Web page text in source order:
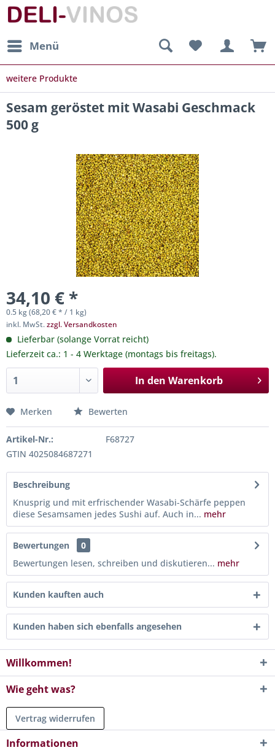
Menü
weitere Produkte
Sesam geröstet mit Wasabi Geschmack
500 g
34,10 € *
0.5 kg (68,20 € * / 1 kg)
inkl. MwSt.zzgl. Versandkosten
Lieferbar (solange Vorrat reicht)
Lieferzeit ca.: 1 - 4 Werktage (montags bis freitags).
In den Warenkorb
Merken Bewerten
Artikel-Nr.:
F68727
GTIN 4025084687271
Beschreibung
Knusprig und mit erfrischender Wasabi-Schärfe peppen
diese Sesamsamen jedes Sushi auf. Auch in... mehr
Bewertungen
0
Bewertungen lesen, schreiben und diskutieren... mehr
Kunden kauften auch
Kunden haben sich ebenfalls angesehen
Willkommen!
Wie geht was?
Vertrag widerrufen
Informationen